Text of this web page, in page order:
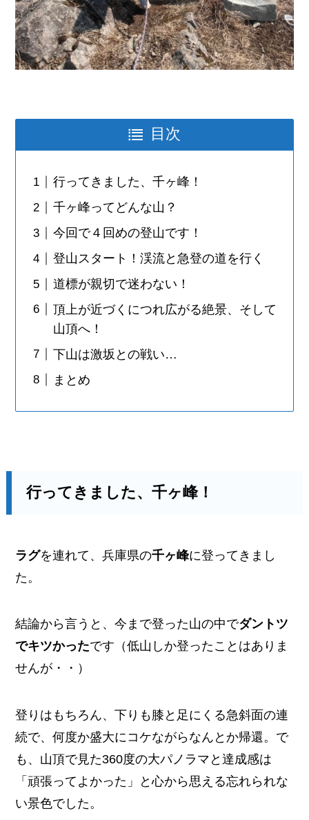
目次
行ってきました、千ヶ峰！
千ヶ峰ってどんな山？
今回で４回めの登山です！
登山スタート！渓流と急登の道を行く
道標が親切で迷わない！
頂上が近づくにつれ広がる絶景、そして
山頂へ！
下山は激坂との戦い…
まとめ
行ってきました、千ヶ峰！
ラグを連れて、兵庫県の千ヶ峰に登ってきまし
た。
結論から言うと、今まで登った山の中でダントツ
でキツかったです（低山しか登ったことはありま
せんが・・）
登りはもちろん、下りも膝と足にくる急斜面の連
続で、何度か盛大にコケながらなんとか帰還。で
も、山頂で見た360度の大パノラマと達成感は
「頑張ってよかった」と心から思える忘れられな
い景色でした。